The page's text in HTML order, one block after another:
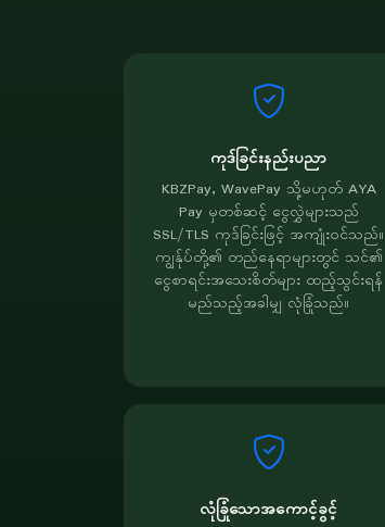
ကုဒ်ခြင်းနည်းပညာ
KBZPay, WavePay သို့မဟုတ် AYA
Pay မှတစ်ဆင့် ငွေလွှဲများသည်
SSL/TLS ကုဒ်ခြင်းဖြင့် အကျုံးဝင်သည်။
ကျွန်ုပ်တို့၏ တည်နေရာများတွင် သင်၏
ငွေစာရင်းအသေးစိတ်များ ထည့်သွင်းရန်
မည်သည့်အခါမျှ လုံခြုံသည်။
လုံခြုံသောအကောင့်ခွင့်